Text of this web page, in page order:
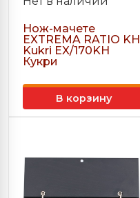
Нож-мачете
EXTREMA RATIO KH
Kukri EX/170KH
Кукри
В корзину